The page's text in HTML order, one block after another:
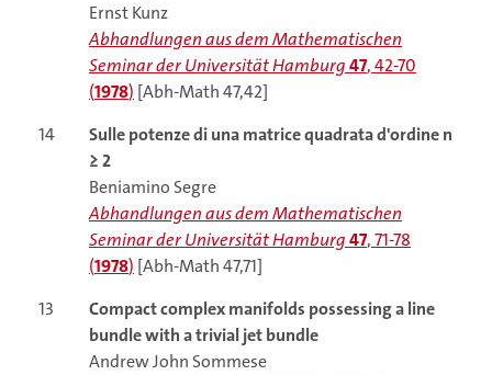
Ernst Kunz
Abhandlungen aus dem Mathematischen
Seminar der Universität Hamburg47, 42-70
(1978) [Abh-Math 47,42]
14
Sulle potenze di una matrice quadrata d'ordine n
≥ 2
Beniamino Segre
Abhandlungen aus dem Mathematischen
Seminar der Universität Hamburg47, 71-78
(1978) [Abh-Math 47,71]
13
Compact complex manifolds possessing a line
bundle with a trivial jet bundle
Andrew John Sommese